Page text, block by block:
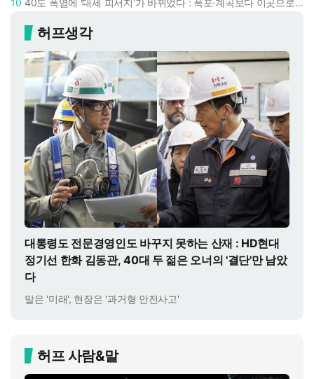
허프생각
대통령도 전문경영인도 바꾸지 못하는 산재 : HD현대
정기선 한화 김동관, 40대 두 젊은 오너의 '결단'만 남았
다
말은 '미래', 현장은 '과거형 안전사고'
허프 사람&말